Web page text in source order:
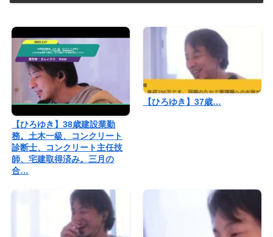
【ひろゆき】38歳建設業勤
務。土木一級、コンクリート
診断士、コンクリート主任技
師、宅建取得済み。三月の
合…
【ひろゆき】37歳…